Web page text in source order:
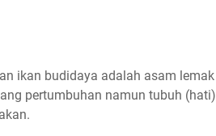
ikan budidaya adalah asam lemak
pertumbuhan namun tubuh (hati)